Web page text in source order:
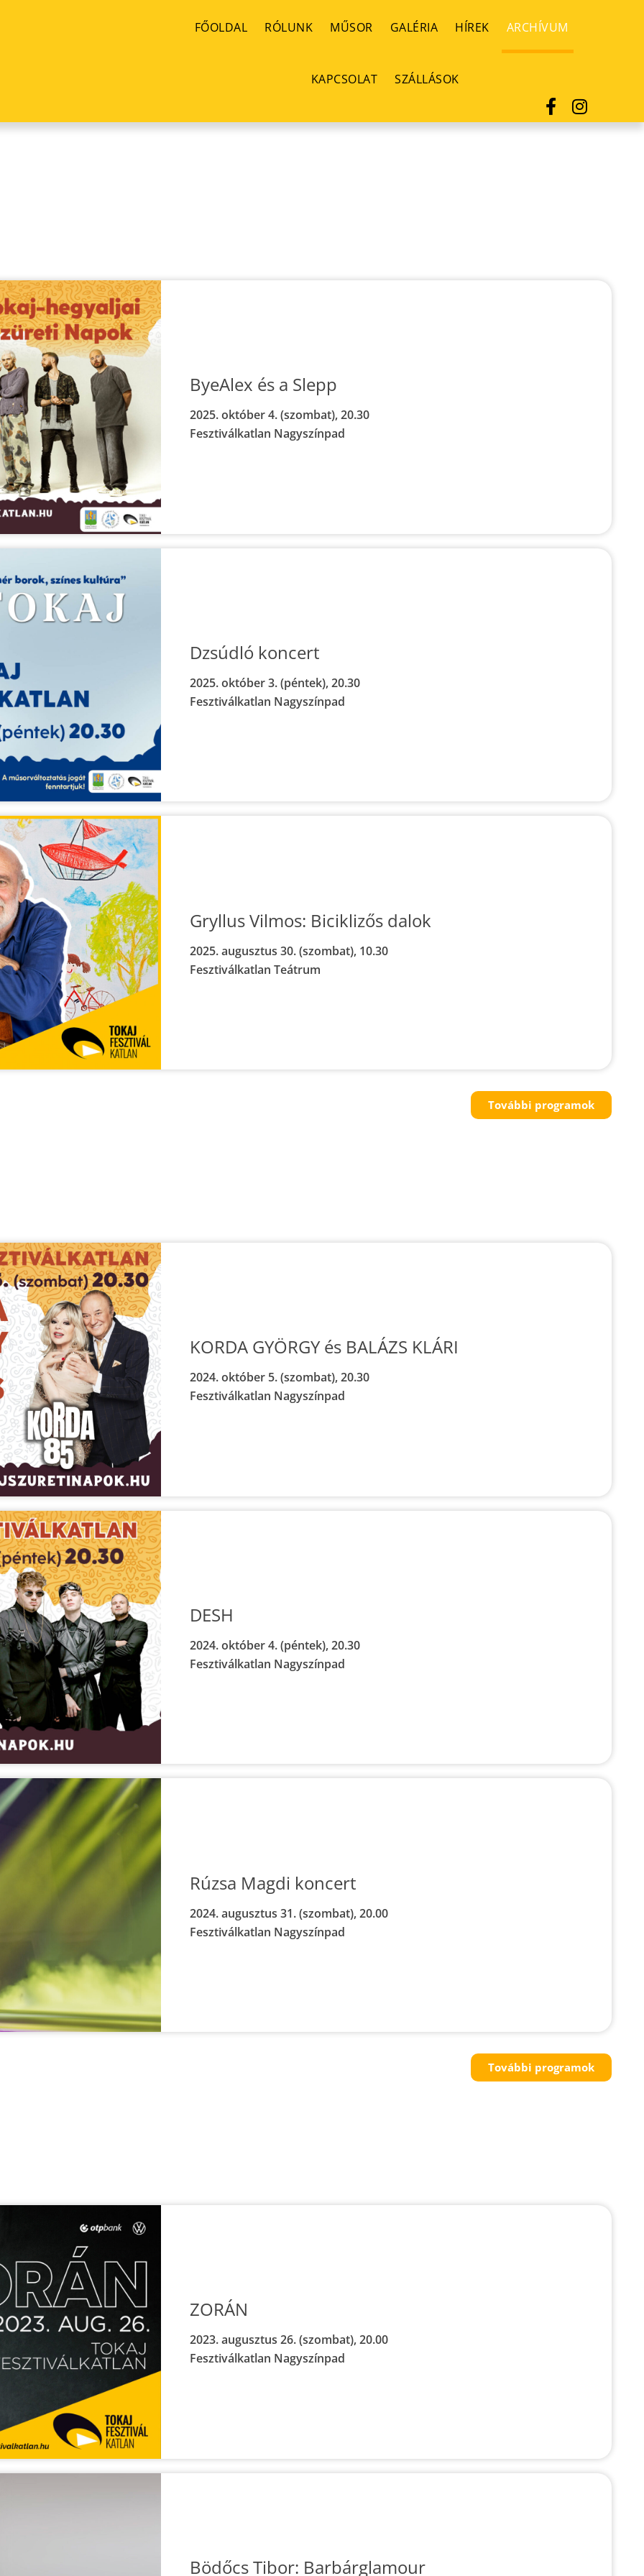
FŐOLDAL RÓLUNK MŰSOR GALÉRIA HÍREK ARCHÍVUM
KAPCSOLAT SZÁLLÁSOK
ByeAlex és a Slepp
2025. október 4. (szombat), 20.30
Fesztiválkatlan Nagyszínpad
Dzsúdló koncert
2025. október 3. (péntek), 20.30
Fesztiválkatlan Nagyszínpad
Gryllus Vilmos: Biciklizős dalok
2025. augusztus 30. (szombat), 10.30
Fesztiválkatlan Teátrum
További programok
KORDA GYÖRGY és BALÁZS KLÁRI
2024. október 5. (szombat), 20.30
Fesztiválkatlan Nagyszínpad
DESH
2024. október 4. (péntek), 20.30
Fesztiválkatlan Nagyszínpad
Rúzsa Magdi koncert
2024. augusztus 31. (szombat), 20.00
Fesztiválkatlan Nagyszínpad
További programok
ZORÁN
2023. augusztus 26. (szombat), 20.00
Fesztiválkatlan Nagyszínpad
Bödőcs Tibor: Barbárglamour